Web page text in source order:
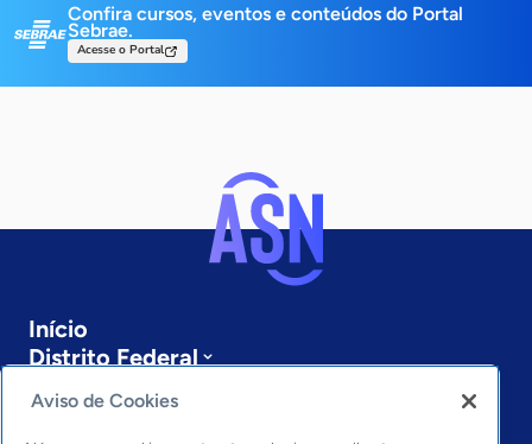
Confira cursos, eventos e conteúdos do Portal
Sebrae.
Acesse o Portal
Início
Distrito Federal
Sobre a ASN
Últimas notícias
Aviso de Cookies